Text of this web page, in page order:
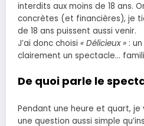
interdits aux moins de 18 ans.
concrètes (et financières), je
de 18 ans puissent aussi venir.
J’ai donc choisi « Délicieux » :
clairement un spectacle…
De quoi parle le
Pendant une heure et quart,
une question aussi simple